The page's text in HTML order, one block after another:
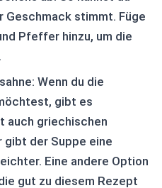
Geschmack stimmt. Füge
Pfeffer hinzu, um die
Wenn du die
gibt es
auch griechischen
gibt der Suppe eine
Eine andere Option
gut zu diesem Rezept